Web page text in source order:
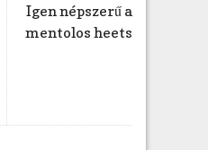
Igen népszerű a
mentolos heets